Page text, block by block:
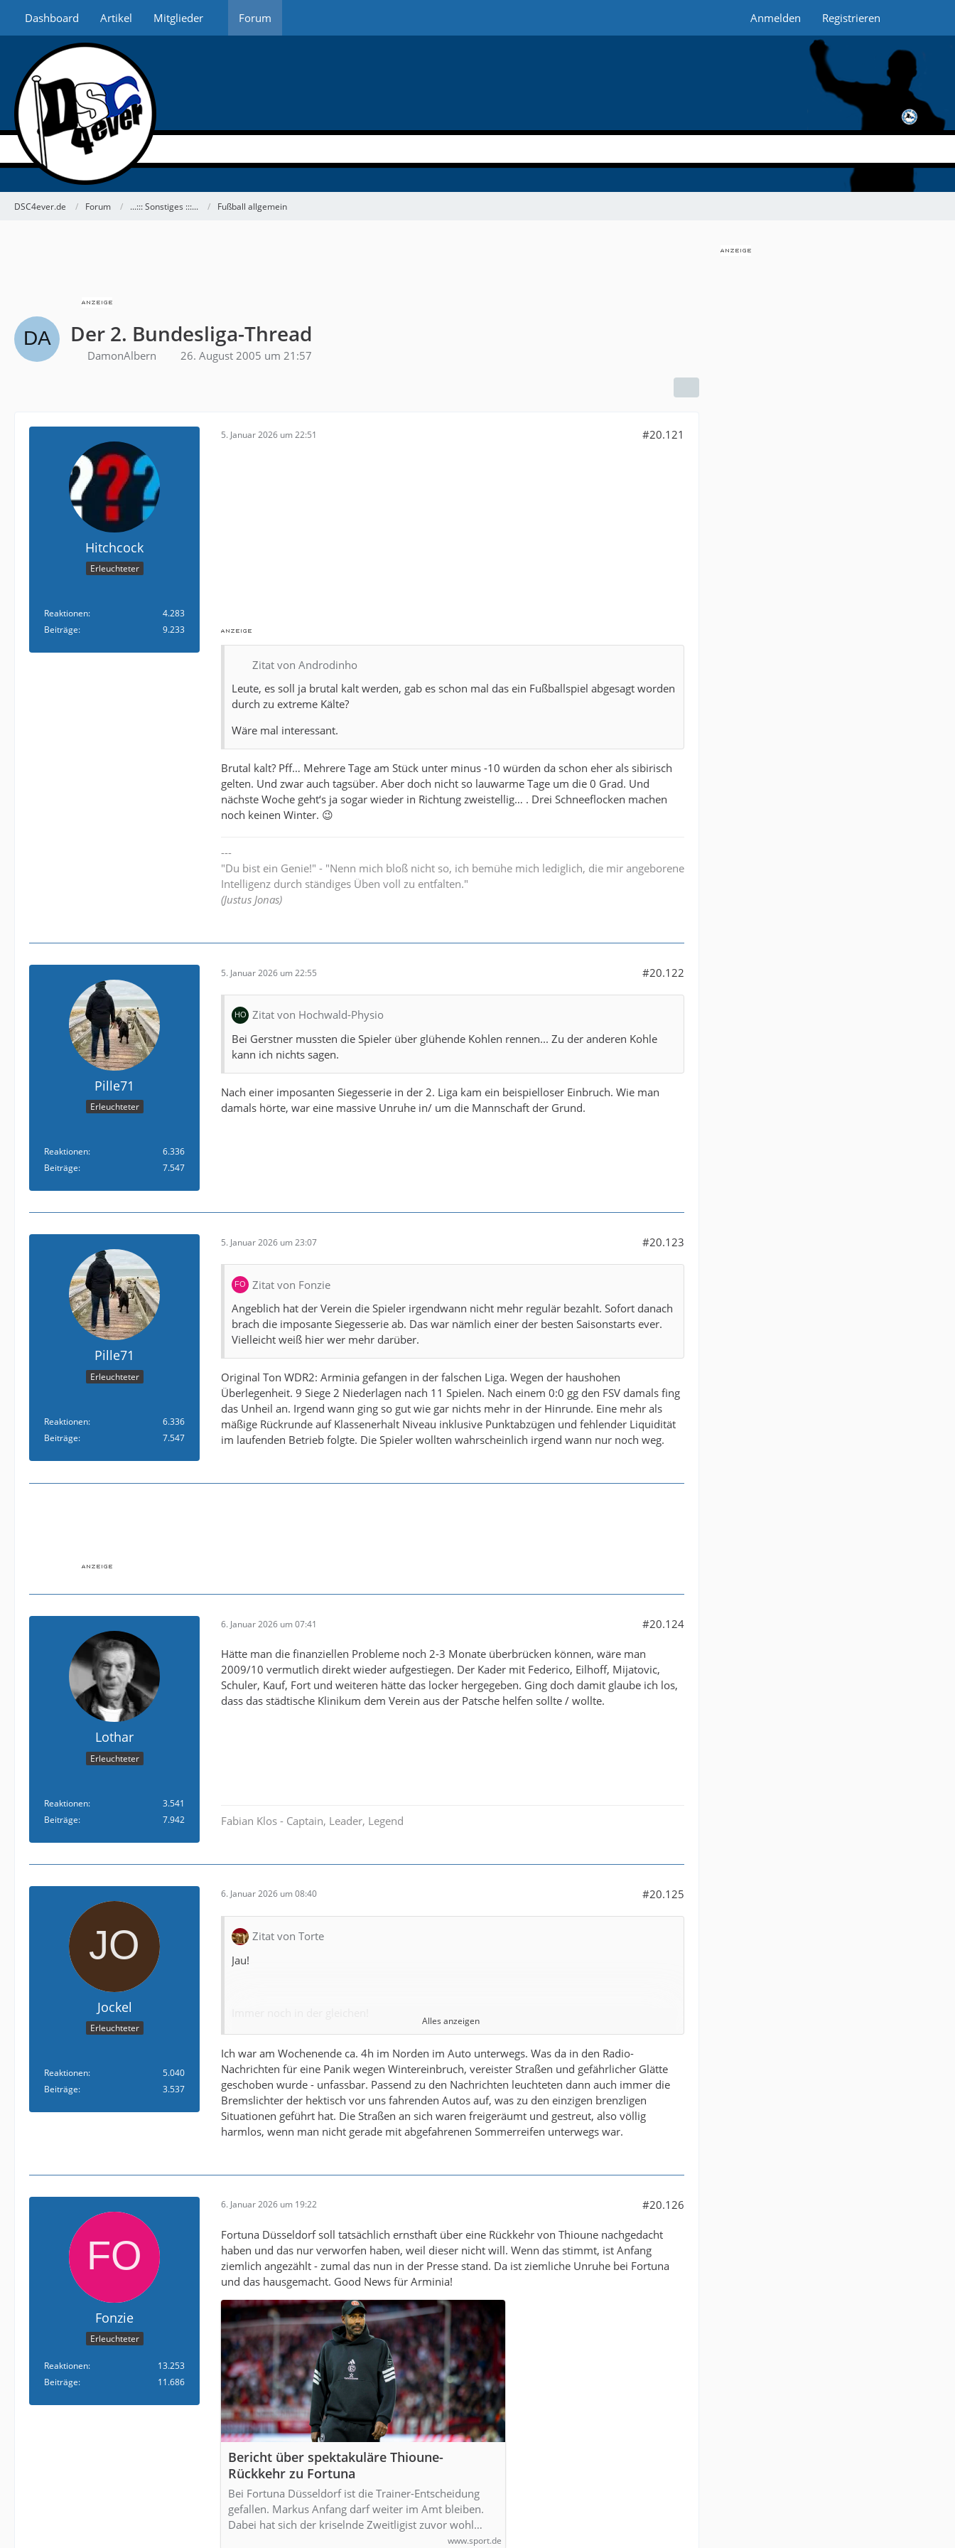
Dashboard Artikel Mitglieder Forum Anmelden Registrieren
DSC4ever.de Forum ...::: Sonstiges :::... Fußball allgemein
Der 2. Bundesliga-Thread
DamonAlbern 26. August 2005 um 21:57
Hitchcock
Erleuchteter
Reaktionen
4.283
Beiträge
9.233
5. Januar 2026 um 22:51 #20.121
Zitat von Androdinho
Leute, es soll ja brutal kalt werden, gab es schon mal das ein Fußballspiel abgesagt worden
durch zu extreme Kälte?
Wäre mal interessant.
Brutal kalt? Pff… Mehrere Tage am Stück unter minus -10 würden da schon eher als sibirisch
gelten. Und zwar auch tagsüber. Aber doch nicht so lauwarme Tage um die 0 Grad. Und
nächste Woche geht‘s ja sogar wieder in Richtung zweistellig… . Drei Schneeflocken machen
noch keinen Winter. 😉
---
"Du bist ein Genie!" - "Nenn mich bloß nicht so, ich bemühe mich lediglich, die mir angeborene
Intelligenz durch ständiges Üben voll zu entfalten."
(Justus Jonas)
Pille71
Erleuchteter
Reaktionen
6.336
Beiträge
7.547
5. Januar 2026 um 22:55 #20.122
Zitat von Hochwald-Physio
Bei Gerstner mussten die Spieler über glühende Kohlen rennen... Zu der anderen Kohle
kann ich nichts sagen.
Nach einer imposanten Siegesserie in der 2. Liga kam ein beispielloser Einbruch. Wie man
damals hörte, war eine massive Unruhe in/ um die Mannschaft der Grund.
Pille71
Erleuchteter
Reaktionen
6.336
Beiträge
7.547
5. Januar 2026 um 23:07 #20.123
Zitat von Fonzie
Angeblich hat der Verein die Spieler irgendwann nicht mehr regulär bezahlt. Sofort danach
brach die imposante Siegesserie ab. Das war nämlich einer der besten Saisonstarts ever.
Vielleicht weiß hier wer mehr darüber.
Original Ton WDR2: Arminia gefangen in der falschen Liga. Wegen der haushohen
Überlegenheit. 9 Siege 2 Niederlagen nach 11 Spielen. Nach einem 0:0 gg den FSV damals fing
das Unheil an. Irgend wann ging so gut wie gar nichts mehr in der Hinrunde. Eine mehr als
mäßige Rückrunde auf Klassenerhalt Niveau inklusive Punktabzügen und fehlender Liquidität
im laufenden Betrieb folgte. Die Spieler wollten wahrscheinlich irgend wann nur noch weg.
Lothar
Erleuchteter
Reaktionen
3.541
Beiträge
7.942
6. Januar 2026 um 07:41 #20.124
Hätte man die finanziellen Probleme noch 2-3 Monate überbrücken können, wäre man
2009/10 vermutlich direkt wieder aufgestiegen. Der Kader mit Federico, Eilhoff, Mijatovic,
Schuler, Kauf, Fort und weiteren hätte das locker hergegeben. Ging doch damit glaube ich los,
dass das städtische Klinikum dem Verein aus der Patsche helfen sollte / wollte.
Fabian Klos - Captain, Leader, Legend
Jockel
Erleuchteter
Reaktionen
5.040
Beiträge
3.537
6. Januar 2026 um 08:40 #20.125
Zitat von Torte
Jau!
Lediglich die paranoide, alles beherrschende Panikmache durch gewisse
Verbreitungsformen, welche ungefragt und ungeprüft hingenommen werden
müssen/sollen nimmt bizarre und kranke Züge an!
Reinhaun
Alles anzeigen
Ich war am Wochenende ca. 4h im Norden im Auto unterwegs. Was da in den Radio-
Nachrichten für eine Panik wegen Wintereinbruch, vereister Straßen und gefährlicher Glätte
geschoben wurde - unfassbar. Passend zu den Nachrichten leuchteten dann auch immer die
Bremslichter der hektisch vor uns fahrenden Autos auf, was zu den einzigen brenzligen
Situationen geführt hat. Die Straßen an sich waren freigeräumt und gestreut, also völlig
harmlos, wenn man nicht gerade mit abgefahrenen Sommerreifen unterwegs war.
Fonzie
Erleuchteter
Reaktionen
13.253
Beiträge
11.686
6. Januar 2026 um 19:22 #20.126
Fortuna Düsseldorf soll tatsächlich ernsthaft über eine Rückkehr von Thioune nachgedacht
haben und das nur verworfen haben, weil dieser nicht will. Wenn das stimmt, ist Anfang
ziemlich angezählt - zumal das nun in der Presse stand. Da ist ziemliche Unruhe bei Fortuna
und das hausgemacht. Good News für Arminia!
Bericht über spektakuläre Thioune-
Rückkehr zu Fortuna
Bei Fortuna Düsseldorf ist die Trainer-Entscheidung
gefallen. Markus Anfang darf weiter im Amt bleiben.
Dabei hat sich der kriselnde Zweitligist zuvor wohl…
www.sport.de